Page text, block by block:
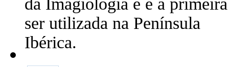
da Imagiologia e é a
ser utilizada na Península
Ibérica.